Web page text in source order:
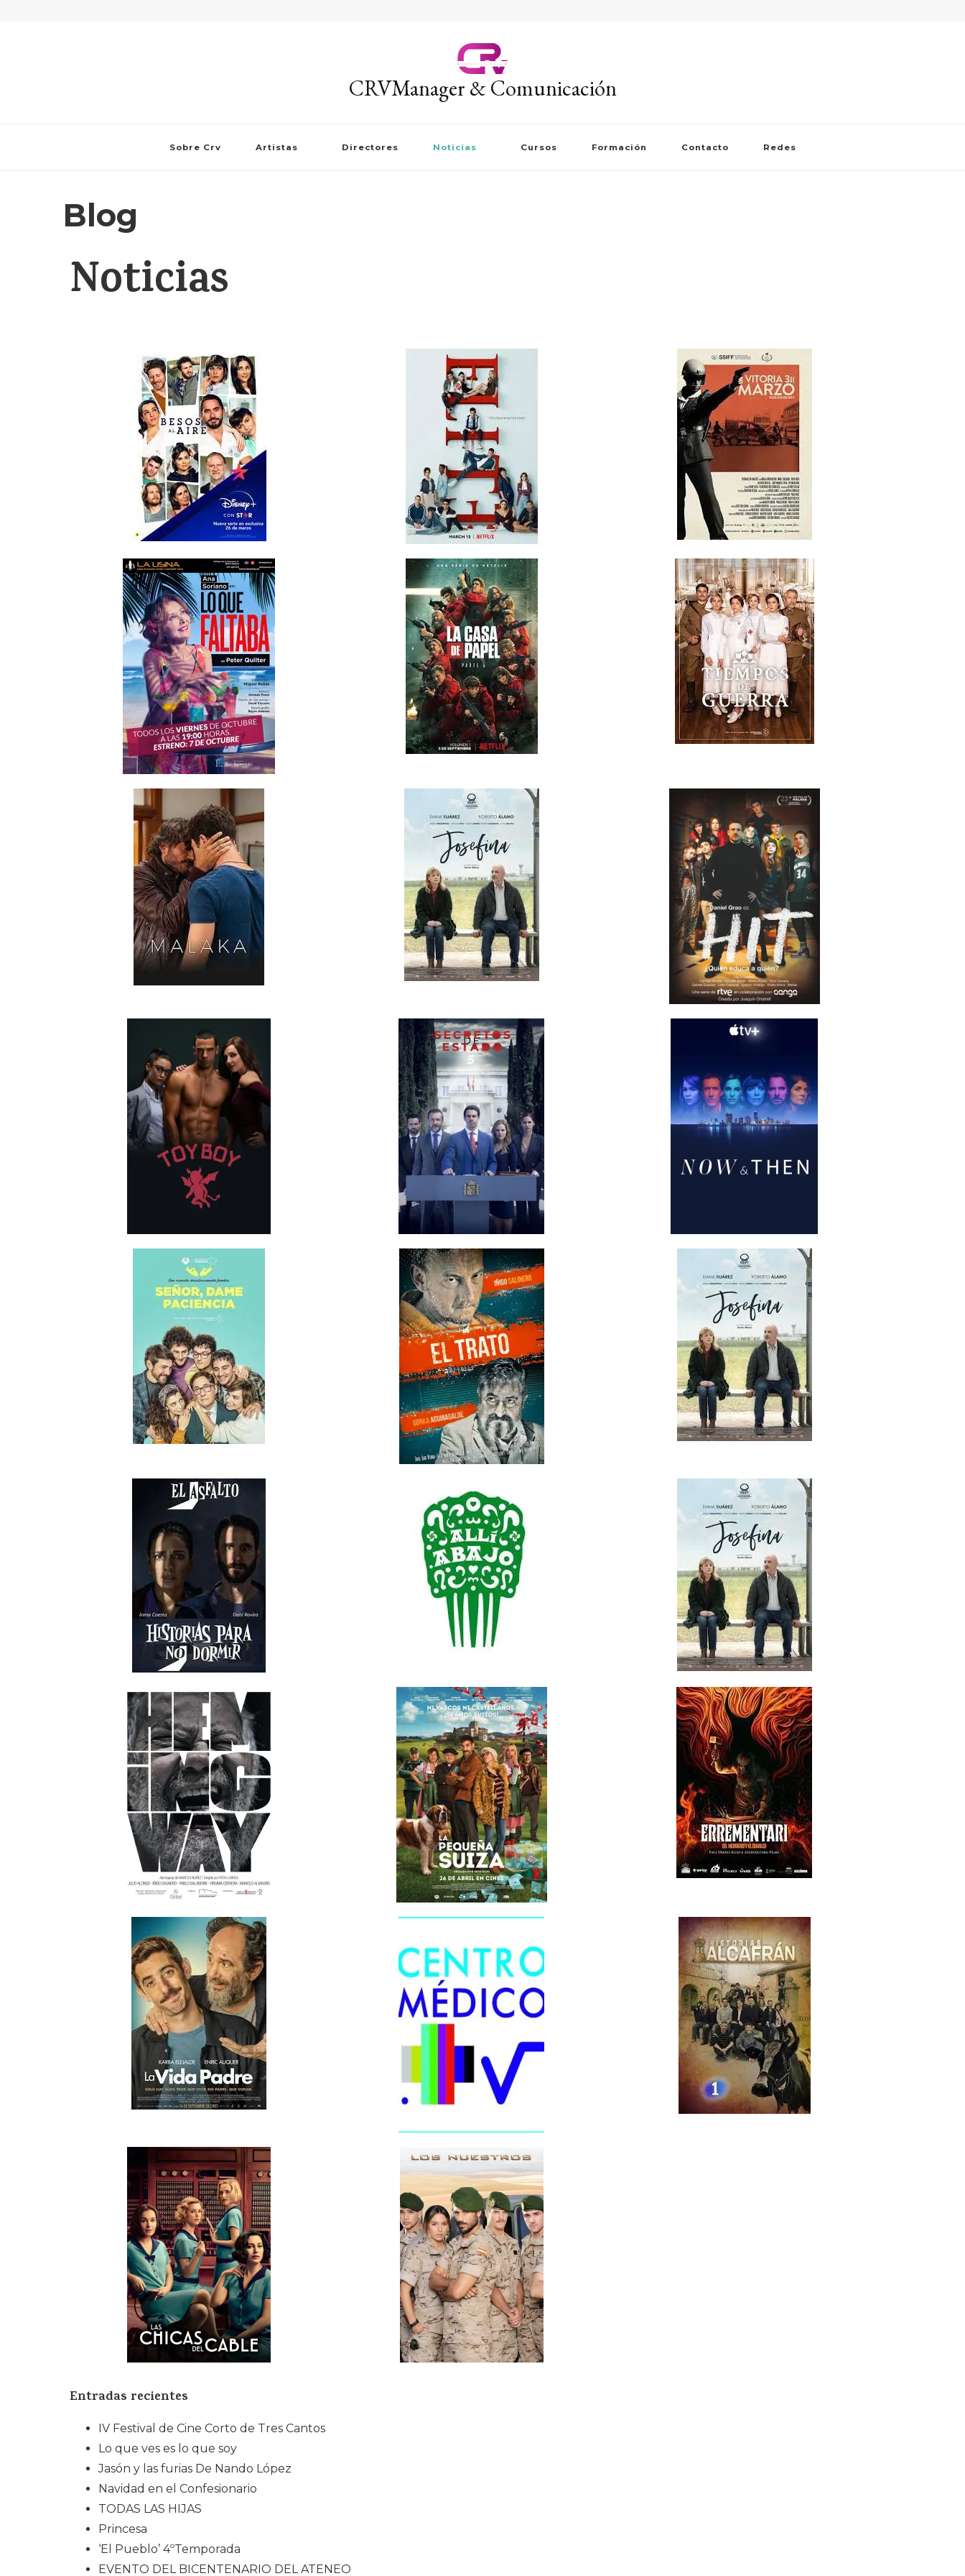
CRVManager & Comunicación
Sobre Crv Artistas Directores Noticias Cursos Formación Contacto Redes
Blog
Noticias
Entradas recientes
IV Festival de Cine Corto de Tres Cantos
Lo que ves es lo que soy
Jasón y las furias De Nando López
Navidad en el Confesionario
TODAS LAS HIJAS
Princesa
‘El Pueblo’ 4ºTemporada
EVENTO DEL BICENTENARIO DEL ATENEO